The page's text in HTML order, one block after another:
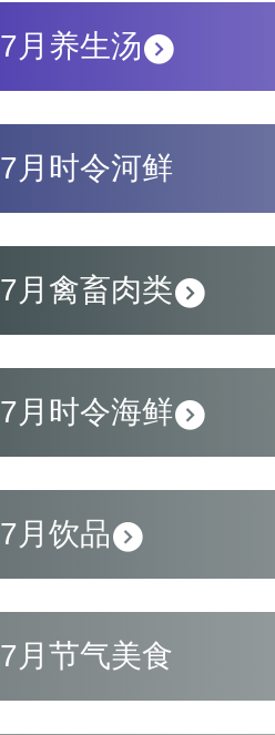
7月养生汤
7月时令河鲜
7月禽畜肉类
7月时令海鲜
7月饮品
7月节气美食